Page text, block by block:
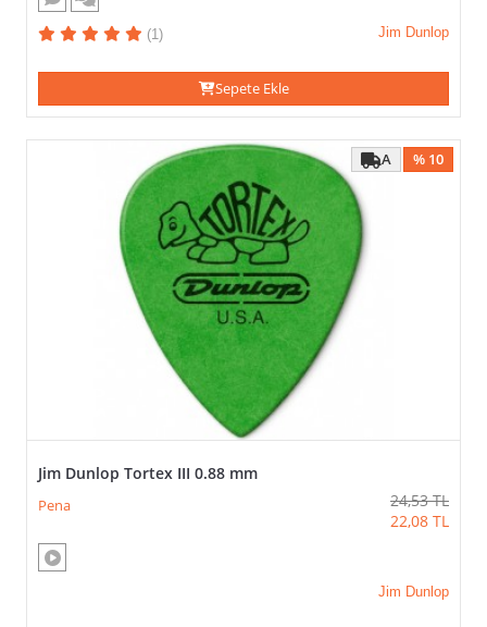
(1) Jim Dunlop
Sepete Ekle
% 10
A
Jim Dunlop Tortex III 0.88 mm
Pena 24,53 TL
22,08 TL
Jim Dunlop